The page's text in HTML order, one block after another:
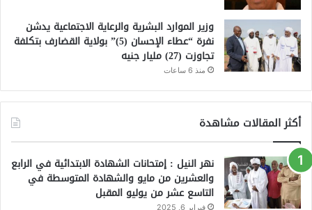
وزير الموارد البشرية والرعاية الاجتماعية يدشن
نفرة “عطاء الإحسان (5)” بولاية القضارف بتكلفة
تجاوزت (27) مليار جنيه
منذ 6 ساعات
أكثر المقالات مشاهدة
نهر النيل : إمتحانات الشهادة الابتدائية في الرابع
والعشرين من مايو والشهادة المتوسطة في
التاسع عشر من يوليو المقبل
فبراير 6, 2025